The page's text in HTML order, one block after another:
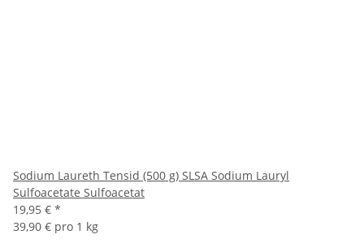
Sodium Laureth Tensid (500 g) SLSA Sodium Lauryl
Sulfoacetate Sulfoacetat
19,95 € *
39,90 € pro 1 kg